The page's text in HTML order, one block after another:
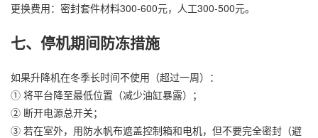
更换费用：密封套件材料300-600元，人工300-500元。
七、停机期间防冻措施
如果升降机在冬季长时间不使用（超过一周）：
① 将平台降至最低位置（减少油缸暴露）；
② 断开电源总开关；
③ 若在室外，用防水帆布遮盖控制箱和电机，但不要完全密封（避